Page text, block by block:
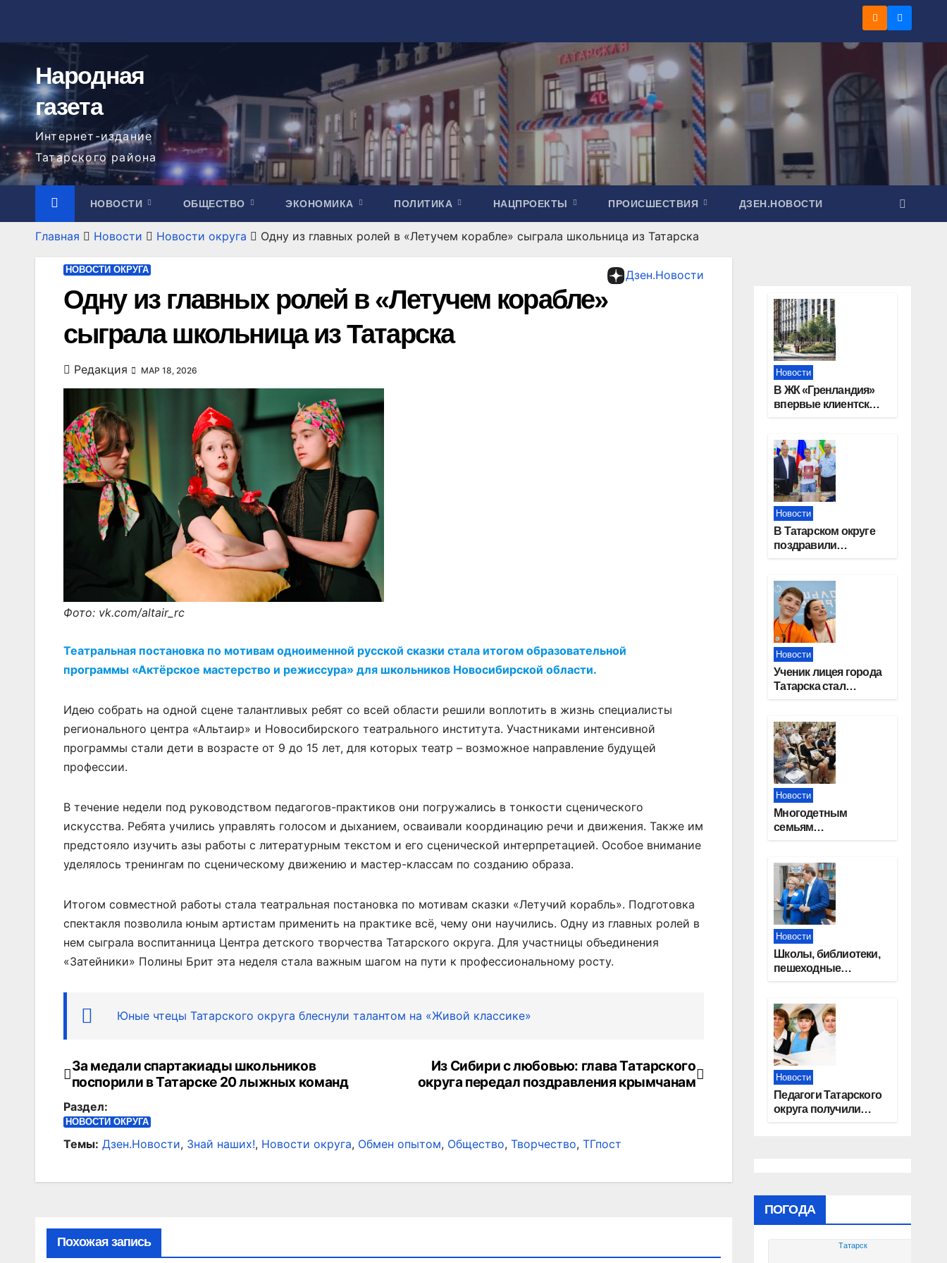
содержимому
Народная
газета
Интернет-издание
Татарского района
НОВОСТИ ОБЩЕСТВО ЭКОНОМИКА ПОЛИТИКА НАЦПРОЕКТЫ ПРОИСШЕСТВИЯ ДЗЕН.НОВОСТИ
Главная Новости Новости округа Одну из главных ролей в «Летучем корабле» сыграла школьница из Татарска
Дзен.Новости
НОВОСТИ ОКРУГА
Одну из главных ролей в «Летучем корабле»
сыграла школьница из Татарска
Редакция МАР 18, 2026
Фото: vk.com/altair_rc
Театральная постановка по мотивам одноименной русской сказки стала итогом образовательной
программы «Актёрское мастерство и режиссура» для школьников Новосибирской области.
Идею собрать на одной сцене талантливых ребят со всей области решили воплотить в жизнь специалисты
регионального центра «Альтаир» и Новосибирского театрального института. Участниками интенсивной
программы стали дети в возрасте от 9 до 15 лет, для которых театр ­­– возможное направление будущей
профессии.
В течение недели под руководством педагогов-практиков они погружались в тонкости сценического
искусства. Ребята учились управлять голосом и дыханием, осваивали координацию речи и движения. Также им
предстояло изучить азы работы с литературным текстом и его сценической интерпретацией. Особое внимание
уделялось тренингам по сценическому движению и мастер-классам по созданию образа.
Итогом совместной работы стала театральная постановка по мотивам сказки «Летучий корабль». Подготовка
спектакля позволила юным артистам применить на практике всё, чему они научились. Одну из главных ролей в
нем сыграла воспитанница Центра детского творчества Татарского округа. Для участницы объединения
«Затейники» Полины Брит эта неделя стала важным шагом на пути к профессиональному росту.
Юные чтецы Татарского округа блеснули талантом на «Живой классике»
Навигация
по
записям
Из Сибири с любовью: глава Татарского
округа передал поздравления крымчанам
За медали спартакиады школьников
поспорили в Татарске 20 лыжных команд
Раздел:
НОВОСТИ ОКРУГА
Темы: Дзен.Новости, Знай наших!, Новости округа, Обмен опытом, Общество, Творчество, ТГпост
Похожая запись
Новости
В ЖК «Гренландия»
впервые клиентские
группы компаний
«СОЮЗ»
Новости
В Татарском округе
поздравили
отрасли
Новости
Ученик лицея города
Татарска стал
Новости
Многодетным
семьям
сертификаты на
приобретение
автомобилей
Новости
Школы, библиотеки,
пешеходные
«Единой России»
контролируют
работы на
социальных
объектах
Новости
Педагоги Татарского
округа получили
ПОГОДА
Татарск